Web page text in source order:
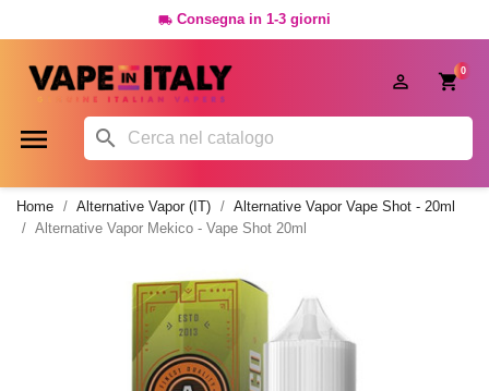
 Consegna in 1-3 giorni
0

 
Home Alternative Vapor (IT)
Alternative Vapor Vape Shot - 20ml
Alternative Vapor Mekico - Vape Shot 20ml